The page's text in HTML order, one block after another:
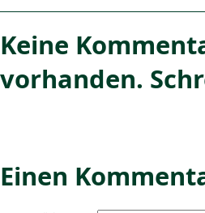
Keine
vorhanden.
Einen